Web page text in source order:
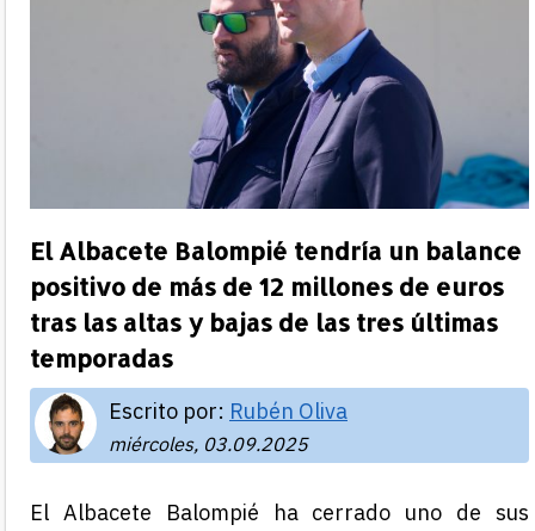
El Albacete Balompié tendría un balance
positivo de más de 12 millones de euros
tras las altas y bajas de las tres últimas
temporadas
Escrito por: Rubén Oliva
miércoles, 03.09.2025
El Albacete Balompié ha cerrado uno de sus